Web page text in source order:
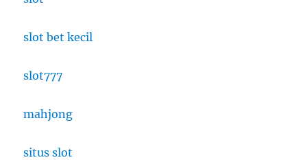
slot bet kecil
slot777
mahjong
situs slot